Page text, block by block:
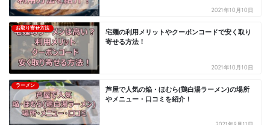
2021年10月10日
お取り寄せ方法
宅麺の利用メリットやクーポンコードで安く取り
寄せる方法！
2021年10月10日
ラーメン
芦屋で人気の焔・ほむら(鶏白湯ラーメン)の場所
やメニュー・口コミを紹介！